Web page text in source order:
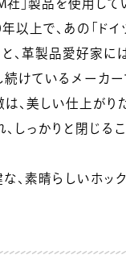
社」製品を使用して
以上で、あの「ドイ
、革製品愛好家に
けているメーカー
、美しい仕上がり
しっかりと閉じる
、素晴らしいホッ